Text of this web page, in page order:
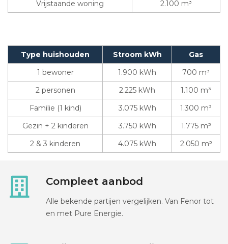
Vrijstaande woning
2.100 m³
Type huishouden Stroom kWh
Gas
1 bewoner
1.900 kWh
700 m³
2 personen
2.225 kWh
1.100 m³
Familie (1 kind)
3.075 kWh
1.300 m³
Gezin + 2 kinderen
3.750 kWh
1.775 m³
2 & 3 kinderen
4.075 kWh 2.050 m³
Compleet aanbod
Alle bekende partijen vergelijken. Van Fenor tot
en met Pure Energie.